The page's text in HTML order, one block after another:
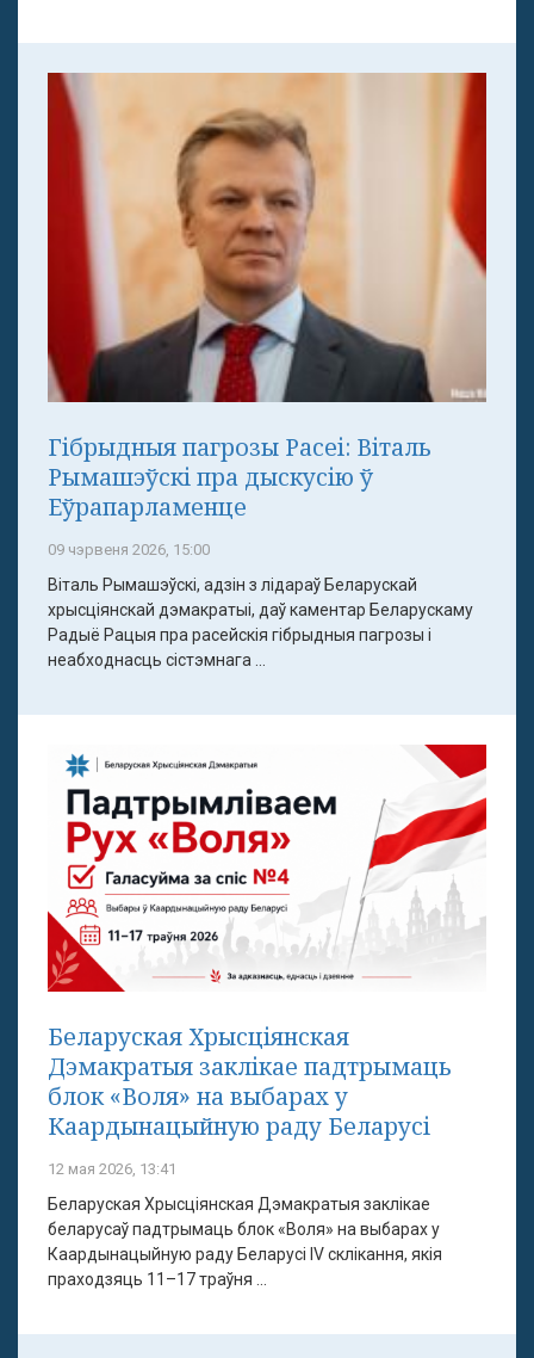
Гібрыдныя пагрозы Расеі: Віталь
Рымашэўскі пра дыскусію ў
Еўрапарламенце
09 чэрвеня 2026, 15:00
Віталь Рымашэўскі, адзін з лідараў Беларускай
хрысціянскай дэмакратыі, даў каментар Беларускаму
Радыё Рацыя пра расейскія гібрыдныя пагрозы і
неабходнасць сістэмнага ...
Беларуская Хрысціянская
Дэмакратыя заклікае падтрымаць
блок «Воля» на выбарах у
Каардынацыйную раду Беларусі
12 мая 2026, 13:41
Беларуская Хрысціянская Дэмакратыя заклікае
беларусаў падтрымаць блок «Воля» на выбарах у
Каардынацыйную раду Беларусі IV склікання, якія
праходзяць 11–17 траўня ...